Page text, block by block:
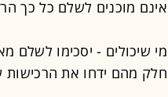
אינם מוכנים לשלם כל כך
מי שיכולים - יסכימו לשלם
חלק מהם ידחו את